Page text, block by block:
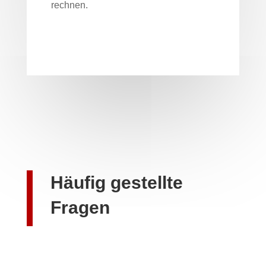
rechnen.
Häufig gestellte
Fragen